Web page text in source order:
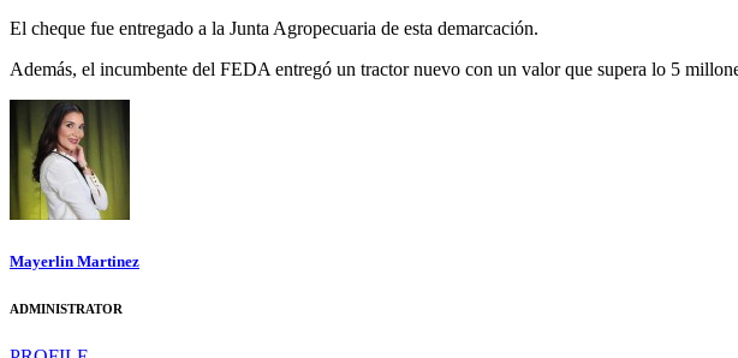
El cheque fue entregado a la Junta Agropecuaria de esta demarcación.
Además, el incumbente del FEDA entregó un tractor nuevo con un valor que supera lo 5
Mayerlin Martinez
ADMINISTRATOR